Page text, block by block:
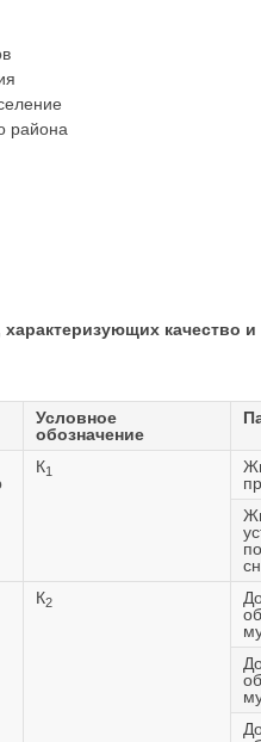
района
характеризующих качество
Условное
обозначение
К1
К2